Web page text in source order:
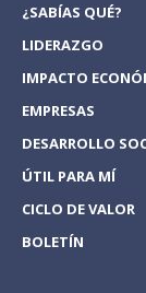
¿SABÍAS QUÉ?
LIDERAZGO
IMPACTO
EMPRESAS
DESARROLLO
ÚTIL PARA MÍ
CICLO DE VALOR
BOLETÍN